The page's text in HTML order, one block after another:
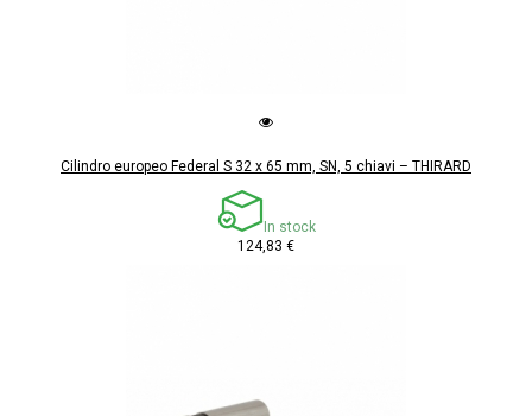
Cilindro europeo Federal S 32 x 65 mm, SN, 5 chiavi – THIRARD
In stock
124,83 €